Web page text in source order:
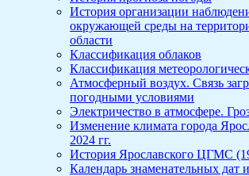
История организации
окружающей среды на
области
Классификация облаков
Классификация
Атмосферный воздух. Связь
погодными условиями
Электричество в атмосфере.
Изменение климата города
2024 гг.
История Ярославского ЦГМС
Календарь знаменательных дат